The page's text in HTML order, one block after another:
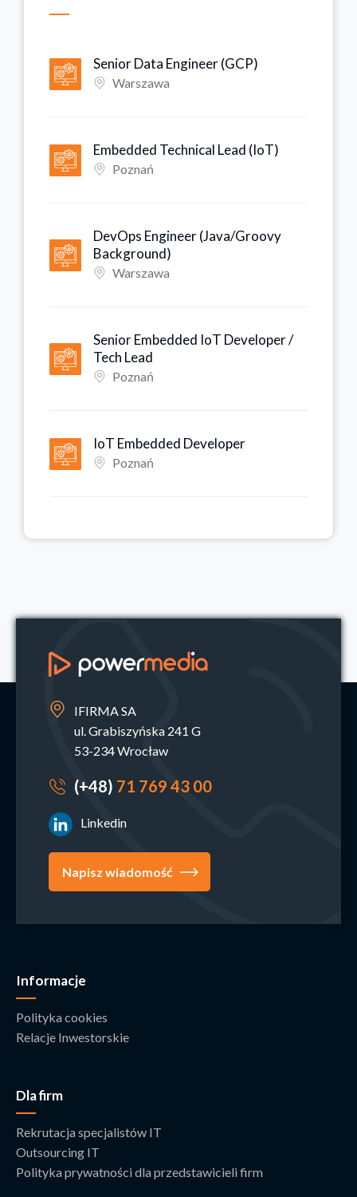
Senior Data Engineer (GCP)
Warszawa
Embedded Technical Lead (IoT)
Poznań
DevOps Engineer (Java/Groovy
Background)
Warszawa
Senior Embedded IoT Developer /
Tech Lead
Poznań
IoT Embedded Developer
Poznań
IFIRMA SA
ul. Grabiszyńska 241 G
53-234 Wrocław
(+48) 71 769 43 00
Linkedin
Napisz wiadomość
Informacje
Polityka cookies
Relacje Inwestorskie
Dla firm
Rekrutacja specjalistów IT
Outsourcing IT
Polityka prywatności dla przedstawicieli firm